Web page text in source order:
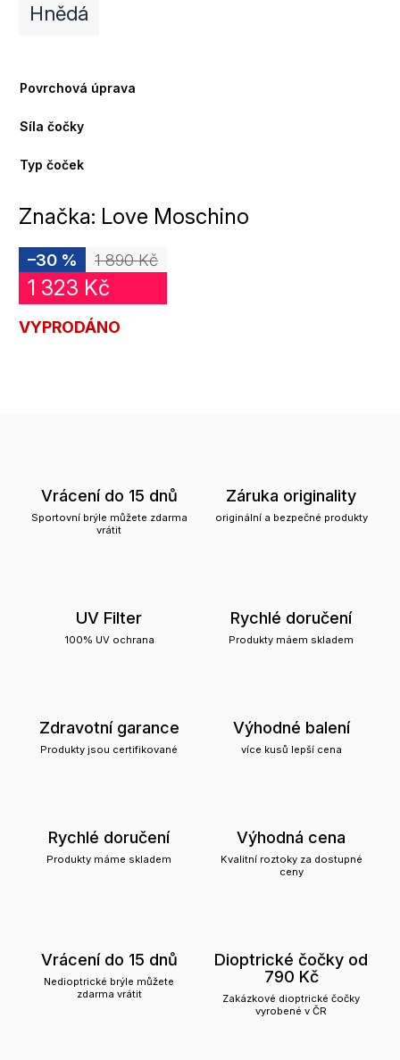
Hnědá
Povrchová úprava
Síla čočky
Typ čoček
Značka: Love Moschino
1 890 Kč
–30 %
1 323 Kč
VYPRODÁNO
Vrácení do 15 dnů
Sportovní brýle můžete zdarma
vrátit
Záruka originality
originální a bezpečné produkty
UV Filter
100% UV ochrana
Rychlé doručení
Produkty máem skladem
Zdravotní garance
Produkty jsou certifikované
Výhodné balení
více kusů lepší cena
Rychlé doručení
Produkty máme skladem
Výhodná cena
Kvalitní roztoky za dostupné
ceny
Vrácení do 15 dnů
Nedioptrické brýle můžete
zdarma vrátit
Dioptrické čočky od
790 Kč
Zakázkové dioptrické čočky
vyrobené v ČR